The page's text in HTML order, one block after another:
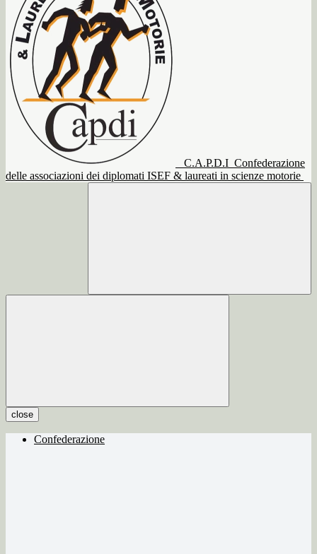
C.A.P.D.I Confederazione
delle associazioni dei diplomati ISEF & laureati in scienze motorie
close
Confederazione